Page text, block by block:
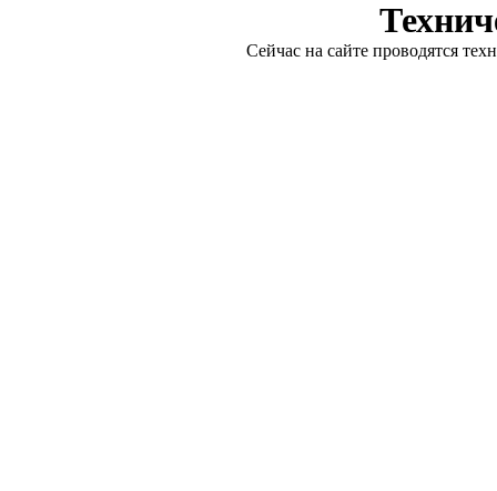
Сейчас на сайте проводятся